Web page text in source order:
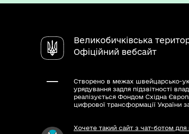
Великобичківська
Офіційний вебсайт
Створено в межах швейцарсько-
урядування задля підзвітності
реалізується Фондом Східна
цифрової трансформації України
Хочете такий сайт з чат-ботом для